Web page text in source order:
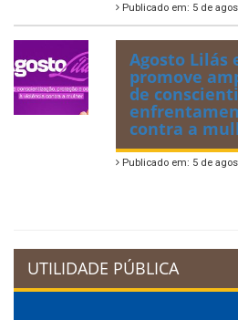
Publicado em: 5 de
Agosto Lilás
promove
de
contra a
Publicado em: 5 de
UTILIDADE PÚBLICA